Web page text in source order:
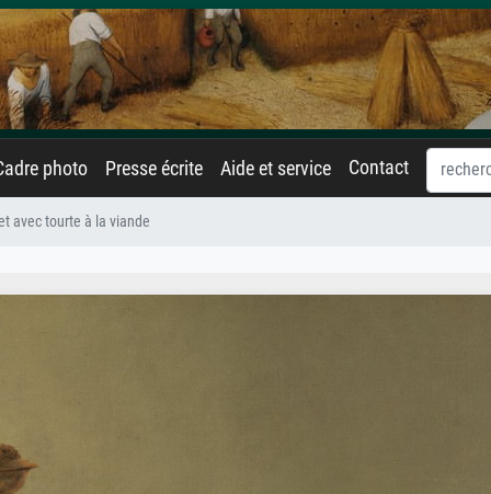
photo Presse écrite Aide et service Contact
avec tourte à la viande